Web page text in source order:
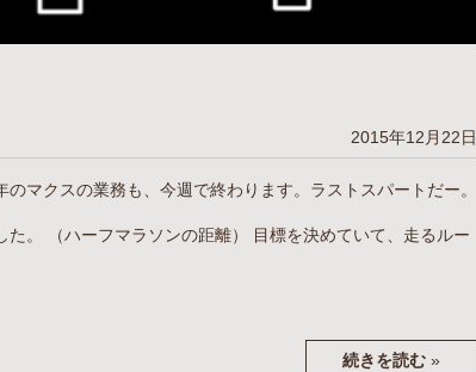
2015年12月22日
マクスの業務も、今週で終わります。ラストスパートだー。
。 （ハーフマラソンの距離） 目標を決めていて、走るルー
続きを読む »